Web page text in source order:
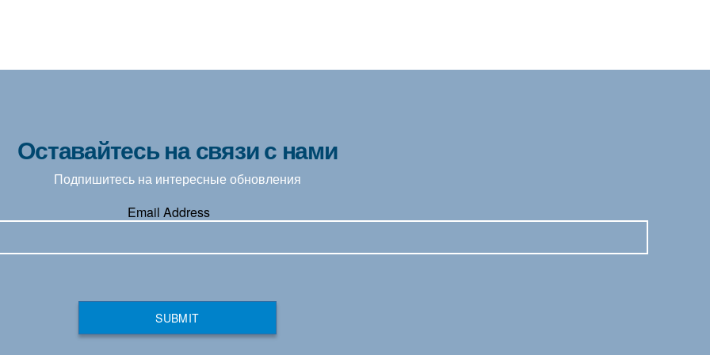
Оставайтесь на связи с нами
Подпишитесь на интересные обновления
Email Address
SUBMIT